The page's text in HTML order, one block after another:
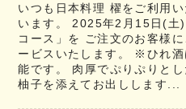
いつも日本料理 櫂をご利用
います。 2025年2月15日(土
コース」を ご注文のお客様
ービスいたします。 ※ひれ
能です。 肉厚でぷりぷりと
柚子を添えてお出しします...